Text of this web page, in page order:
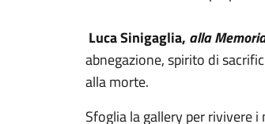
Luca Sinigaglia, alla
abnegazione, spirito di
alla morte.
Sfoglia la gallery per rivivere